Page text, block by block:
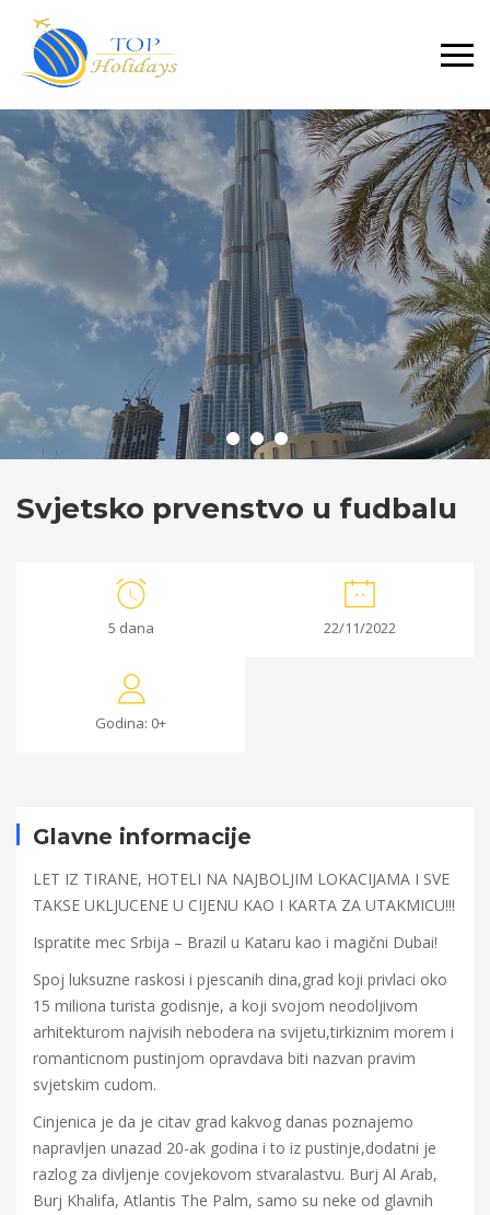
Primary
Menu
Svjetsko prvenstvo u fudbalu
5 dana 22/11/2022
Godina: 0+
Svjetsko
prvenstvo
fudbalu
29/09/2022
2022-
09-
29T12:30:15+00:00
Glavne informacije
LET IZ TIRANE, HOTELI NA NAJBOLJIM LOKACIJAMA I SVE
TAKSE UKLJUCENE U CIJENU KAO I KARTA ZA UTAKMICU!!!
Ispratite mec Srbija – Brazil u Kataru kao i magični Dubai!
Spoj luksuzne raskosi i pjescanih dina,grad koji privlaci oko
15 miliona turista godisnje, a koji svojom neodoljivom
arhitekturom najvisih nebodera na svijetu,tirkiznim morem i
romanticnom pustinjom opravdava biti nazvan pravim
svjetskim cudom.
Cinjenica je da je citav grad kakvog danas poznajemo
napravljen unazad 20-ak godina i to iz pustinje,dodatni je
razlog za divljenje covjekovom stvaralastvu. Burj Al Arab,
Burj Khalifa, Atlantis The Palm, samo su neke od glavnih